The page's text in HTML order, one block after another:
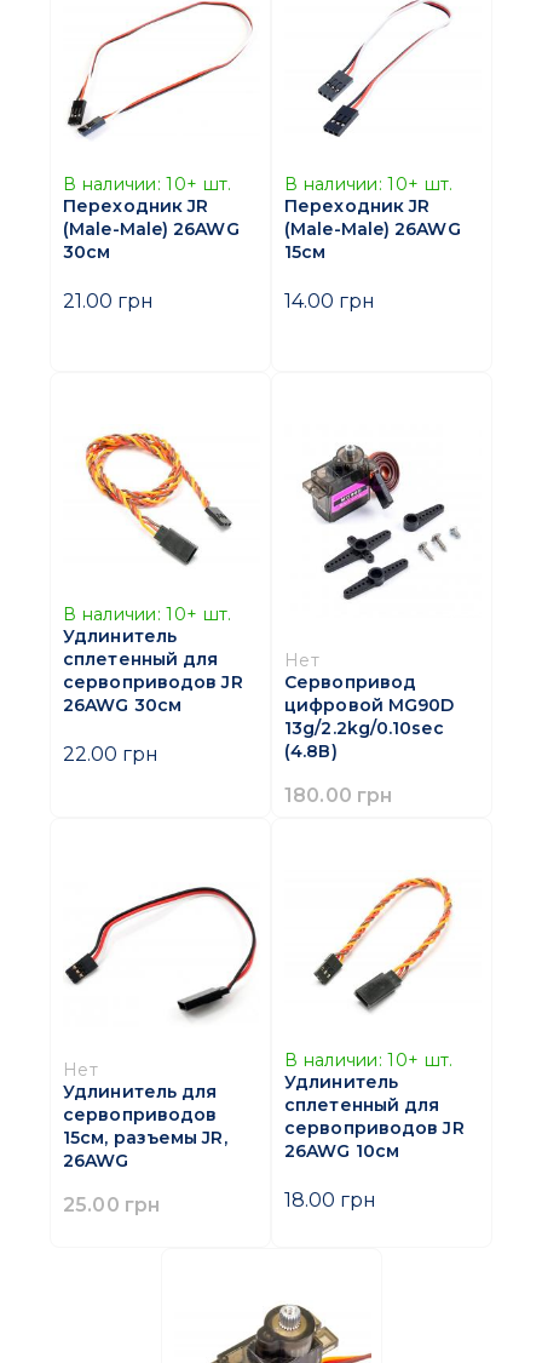
В наличии: 10+ шт.
Переходник JR
(Male-Male) 26AWG
30см
21.00 грн
В наличии: 10+ шт.
Переходник JR
(Male-Male) 26AWG
15см
14.00 грн
В наличии: 10+ шт.
Удлинитель
сплетенный для
сервоприводов JR
26AWG 30см
22.00 грн
Нет
Сервопривод
цифровой MG90D
13g/2.2kg/0.10sec
(4.8В)
180.00 грн
Нет
Удлинитель для
сервоприводов
15см, разъемы JR,
26AWG
25.00 грн
В наличии: 10+ шт.
Удлинитель
сплетенный для
сервоприводов JR
26AWG 10см
18.00 грн